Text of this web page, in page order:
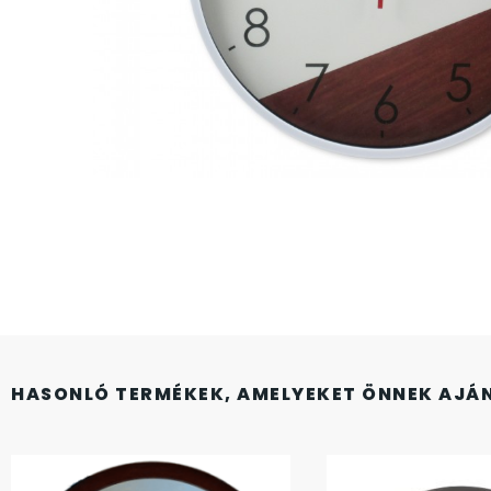
HASONLÓ TERMÉKEK, AMELYEKET ÖNNEK
178
DIVAT KARÓRÁK (Curren, Oulm,Naviforce, D-